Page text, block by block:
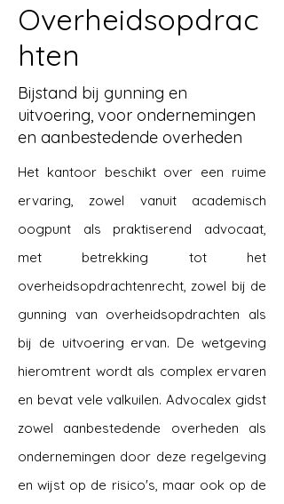
Overheidsopdrac
hten
Bijstand bij gunning en
uitvoering, voor ondernemingen
en aanbestedende overheden
Het kantoor beschikt over een ruime
ervaring, zowel vanuit academisch
oogpunt als praktiserend advocaat,
met betrekking tot het
overheidsopdrachtenrecht, zowel bij de
gunning van overheidsopdrachten als
bij de uitvoering ervan. De wetgeving
hieromtrent wordt als complex ervaren
en bevat vele valkuilen. Advocalex gidst
zowel aanbestedende overheden als
ondernemingen door deze regelgeving
en wijst op de risico's, maar ook op de